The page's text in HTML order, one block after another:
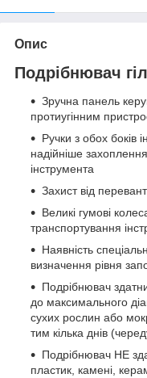
Опис
Подрібнювач
Зручна панель
протиугінним
Ручки з обох боків
надійніше
інструмента
Захист від
Великі гумові
транспортування
Наявність
визначення рівня
Подрібнювач
до максимального
сухих рослин або
тим кілька днів
Подрібнювач НЕ
пластик, камені,